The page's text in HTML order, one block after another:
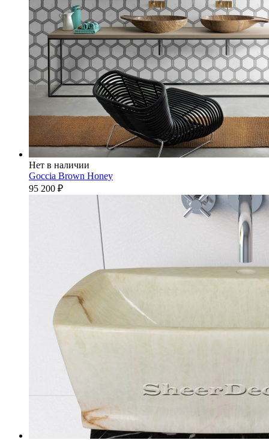
Нет в наличии
Goccia Brown Honey
95 200 ₽